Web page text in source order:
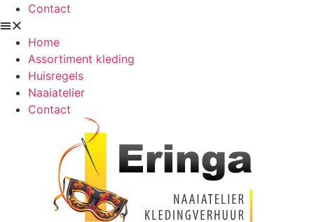
Contact
Home
Assortiment kleding
Huisregels
Naaiatelier
Contact